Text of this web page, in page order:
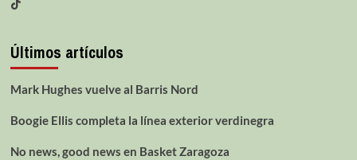
Últimos artículos
Mark Hughes vuelve al Barris Nord
Boogie Ellis completa la línea exterior verdinegra
No news, good news en Basket Zaragoza